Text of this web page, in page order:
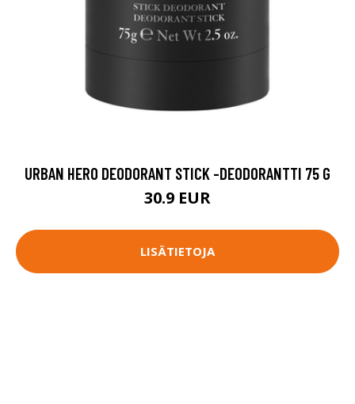
URBAN HERO DEODORANT STICK -DEODORANTTI 75 G
30.9 EUR
LISÄTIETOJA